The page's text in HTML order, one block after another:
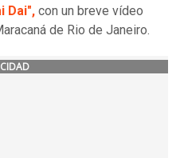
Dai", con un breve vídeo
de Rio de Janeiro.